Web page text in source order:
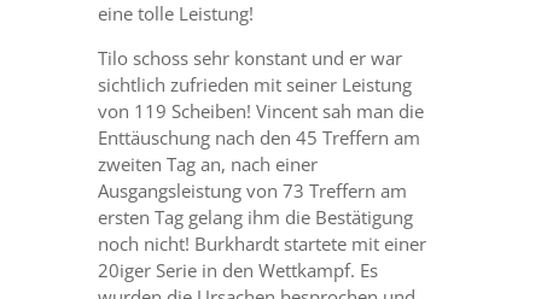
eine tolle Leistung!
Tilo schoss sehr konstant und er war
sichtlich zufrieden mit seiner Leistung
von 119 Scheiben! Vincent sah man die
Enttäuschung nach den 45 Treffern am
zweiten Tag an, nach einer
Ausgangsleistung von 73 Treffern am
ersten Tag gelang ihm die Bestätigung
noch nicht! Burkhardt startete mit einer
20iger Serie in den Wettkampf. Es